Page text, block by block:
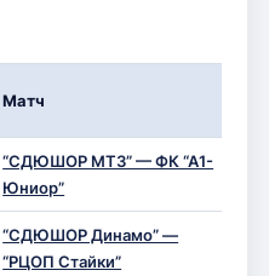
Матч
“СДЮШОР МТЗ” — ФК “А1-
Юниор”
“СДЮШОР Динамо” —
“РЦОП Стайки”